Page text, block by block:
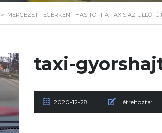
> MÉRGEZETT EGÉRKÉNT HASÍTOTT A TAXIS AZ ÜLLŐI
taxi-
2020-12-28 Létrehozta: